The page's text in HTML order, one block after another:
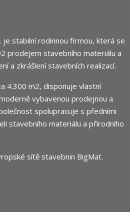
je stabilní rodinnou firmou, která se
prodejem stavebního materiálu a
a zkrášlení stavebních realizací.
4.300 m2, disponuje vlastní
vybavenou prodejnou a
spolupracuje s předními
stavebního materiálu a přírodního
sítě stavebnin BigMat.